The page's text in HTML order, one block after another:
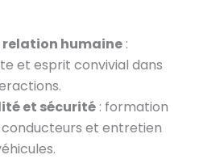
relation humaine :
et esprit convivial dans
et sécurité : formation
et entretien